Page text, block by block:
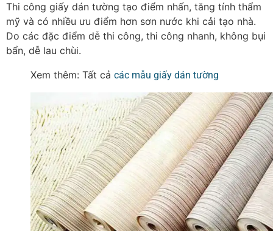
Thi công giấy dán tường tạo điểm nhấn, tăng tính thẩm
mỹ và có nhiều ưu điểm hơn sơn nước khi cải tạo nhà.
Do các đặc điểm dễ thi công, thi công nhanh, không bụi
bẩn, dễ lau chùi.
Xem thêm: Tất cả các mẫu giấy dán tường